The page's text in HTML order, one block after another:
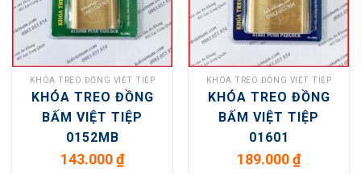
KHÓA TREO ĐỒNG VIỆT TIỆP
KHÓA TREO ĐỒNG
BẤM VIỆT TIỆP
0152MB
143.000₫
KHÓA TREO ĐỒNG VIỆT TIỆP
KHÓA TREO ĐỒNG
BẤM VIỆT TIỆP
01601
189.000₫